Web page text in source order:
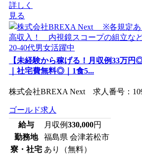
詳しく
見る
【未経験から稼げる！月収例33万
｜社宅費無料◎｜1食5...
株式会社BREXA Next 求人番号：
ゴールド求人
給与
月収例330,000円
勤務地
福島県 会津若松市
寮・社宅 あり（無料）